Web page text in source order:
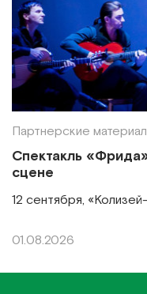
Партнерские
Спектакль
сцене
12 сентября,
01.08.2026